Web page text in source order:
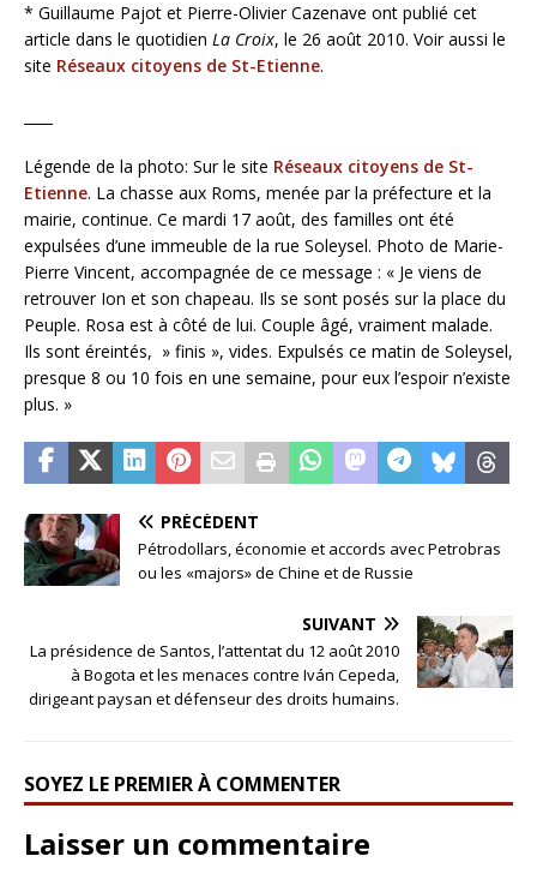
* Guillaume Pajot et Pierre-Olivier Cazenave ont publié cet
article dans le quotidien La Croix, le 26 août 2010. Voir aussi le
site Réseaux citoyens de St-Etienne.
Légende de la photo: Sur le site Réseaux citoyens de St-
Etienne. La chasse aux Roms, menée par la préfecture et la
mairie, continue. Ce mardi 17 août, des familles ont été
expulsées d’une immeuble de la rue Soleysel. Photo de Marie-
Pierre Vincent, accompagnée de ce message : « Je viens de
retrouver Ion et son chapeau. Ils se sont posés sur la place du
Peuple. Rosa est à côté de lui. Couple âgé, vraiment malade.
Ils sont éreintés, » finis », vides. Expulsés ce matin de Soleysel,
presque 8 ou 10 fois en une semaine, pour eux l’espoir n’existe
plus. »
PRÉCÉDENT
Pétrodollars, économie et accords avec Petrobras
ou les «majors» de Chine et de Russie
SUIVANT
La présidence de Santos, l’attentat du 12 août 2010
à Bogota et les menaces contre Iván Cepeda,
dirigeant paysan et défenseur des droits humains.
SOYEZ LE PREMIER À COMMENTER
Laisser un commentaire